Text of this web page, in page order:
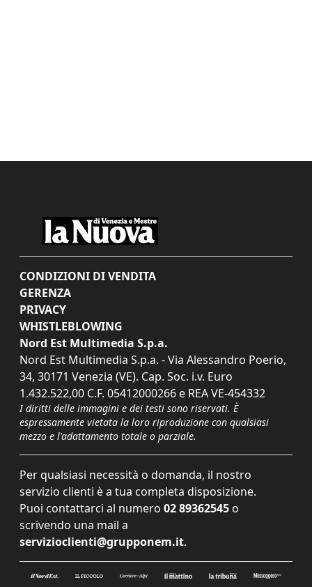
CONDIZIONI DI VENDITA
GERENZA
PRIVACY
WHISTLEBLOWING
Nord Est Multimedia S.p.a.
Nord Est Multimedia S.p.a. - Via Alessandro Poerio,
34, 30171 Venezia (VE). Cap. Soc. i.v. Euro
1.432.522,00 C.F. 05412000266 e REA VE-454332
I diritti delle immagini e dei testi sono riservati. È
espressamente vietata la loro riproduzione con qualsiasi
mezzo e l'adattamento totale o parziale.
Per qualsiasi necessità o domanda, il nostro
servizio clienti è a tua completa disposizione.
Puoi contattarci al numero 02 89362545 o
scrivendo una mail a
servizioclienti@grupponem.it.